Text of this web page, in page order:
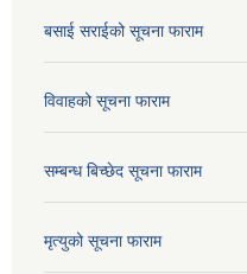
बसाई सराईको सूचना फाराम
विवाहको सूचना फाराम
सम्बन्ध बिच्छेद सूचना फाराम
मृत्युको सूचना फाराम